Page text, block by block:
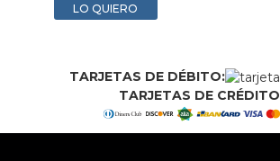
LO QUIERO
TARJETAS DE DÉBITO:
TARJETAS DE